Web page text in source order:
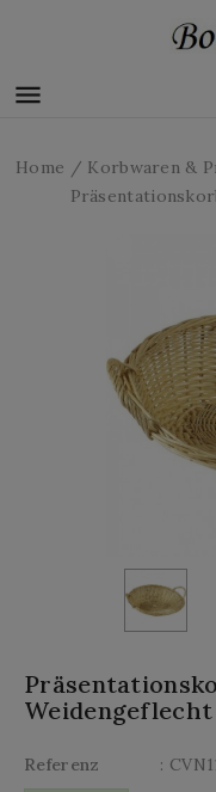

Home Korbwaren &
Weidengeflecht
Referenz
: